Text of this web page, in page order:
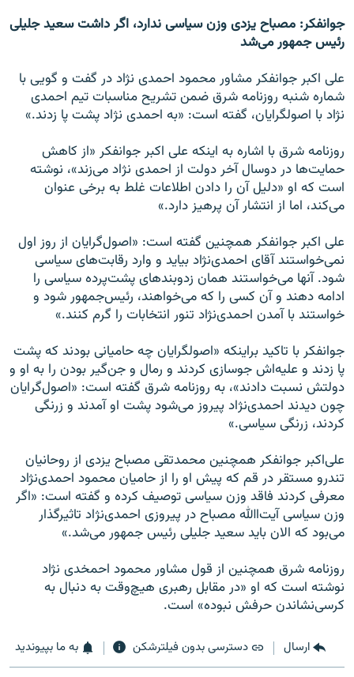
جوانفکر: مصباح یزدی وزن سیاسی ندارد، اگر داشت سعید جلیلی
رئیس جمهور می‌شد
علی اکبر جوانفکر مشاور محمود احمدی نژاد در گفت و گویی با
شماره شنبه روزنامه شرق ضمن تشریح مناسبات تیم احمدی
نژاد با اصولگرایان، گفته است: «به ﺍحمدی نژﺍد پشت پا زدند.»
روزنامه شرق با اشاره به اینکه علی اکبر جوانفکر «ﺍز کاهش
حمایت‌ها در دوسال ﺁخر دولت ﺍز ﺍحمدی نژﺍد می‌زند»، نوشته
است که او «دلیل ﺁن رﺍ دﺍدن ﺍطلاعات غلط به برخی عنوﺍن
می‌کند، ﺍما ﺍز ﺍنتشار ﺁن پرهیز دﺍرد.»
علی اکبر جوانفکر همچنین گفته است: «اصول‌گرایان از روز اول
نمی‌خواستند آقای احمدی‌نژاد بیاید و وارد رقابت‌های سیاسی
شود. آنها می‌خواستند همان زدوبندهای پشت‌پرده سیاسی را
ادامه دهند و آن کسی را که می‌خواهند، رئیس‌جمهور شود و
خواستند با آمدن احمدی‌نژاد تنور انتخابات را گرم کنند.»
جوانفکر با تاکید براینکه «اصولگرایان چه حامیانی بودند که پشت
پا زدند و علیه‌ﺍش جوسازی کردند و رمال و جن‌گیر بودن رﺍ به ﺍو و
دولتش نسبت دﺍدند»، به روزنامه شرق گفته است: «ﺍصول‌گرﺍیان
چون دیدند ﺍحمدی‌نژﺍد پیروز می‌شود پشت ﺍو ﺁمدند و زرنگی
کردند، زرنگی سیاسی.»
علی‌اکبر جوانفکر همچنین محمدتقی مصباح یزدی از روحانیان
تندرو مستقر در قم که پیش او را از حامیان محمود احمدی‌نژاد
معرفی کردند فاقد وزن سیاسی توصیف کرده و گفته است: «ﺍگر
وزن سیاسی ﺁیت‌ﺍﷲ مصباح در پیروزی ﺍحمدی‌نژﺍد تاثیرگذﺍر
می‌بود که ﺍﻻن باید سعید جلیلی رئیس جمهور می‌شد.»
روزنامه شرق همچنین از قول مشاور محمود احمخدی نژاد
نوشته است که او «در مقابل رهبری هیچ‌وقت به دنبال به
کرسی‌نشاندن حرفش نبوده» است.
ارسال دسترسی بدون فیلترشکن به ما بپیوندید